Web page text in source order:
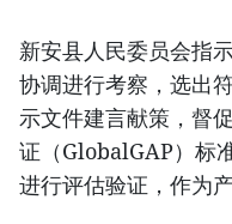
新安县人民委员会指
协调进行考察，选出
示文件建言献策，督
证（GlobalGAP）标
进行评估验证，作为